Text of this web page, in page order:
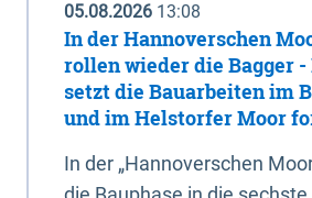
05.08.2026 13:08
In der Hannoverschen
rollen wieder die Bagger -
setzt die Bauarbeiten im
und im Helstorfer Moor
In der „Hannoverschen